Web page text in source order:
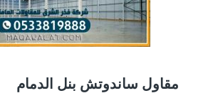
مقاول ساندوتش بنل الدمام